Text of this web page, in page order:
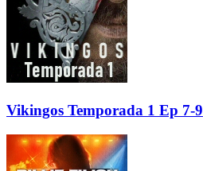
Vikingos Temporada 1 Ep 7-9